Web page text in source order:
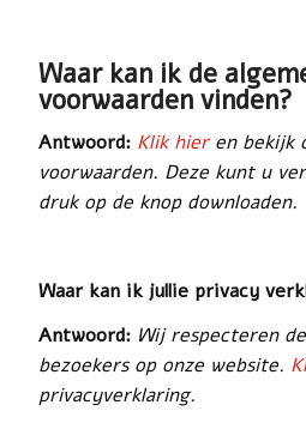
Waar kan ik de
voorwaarden vinden?
Antwoord: Klik hieren bekijk
voorwaarden. Deze kunt u
druk op de knop downloaden.
Waar kan ik jullie privacy
Antwoord: Wij respecteren
bezoekers op onze website.
privacyverklaring.